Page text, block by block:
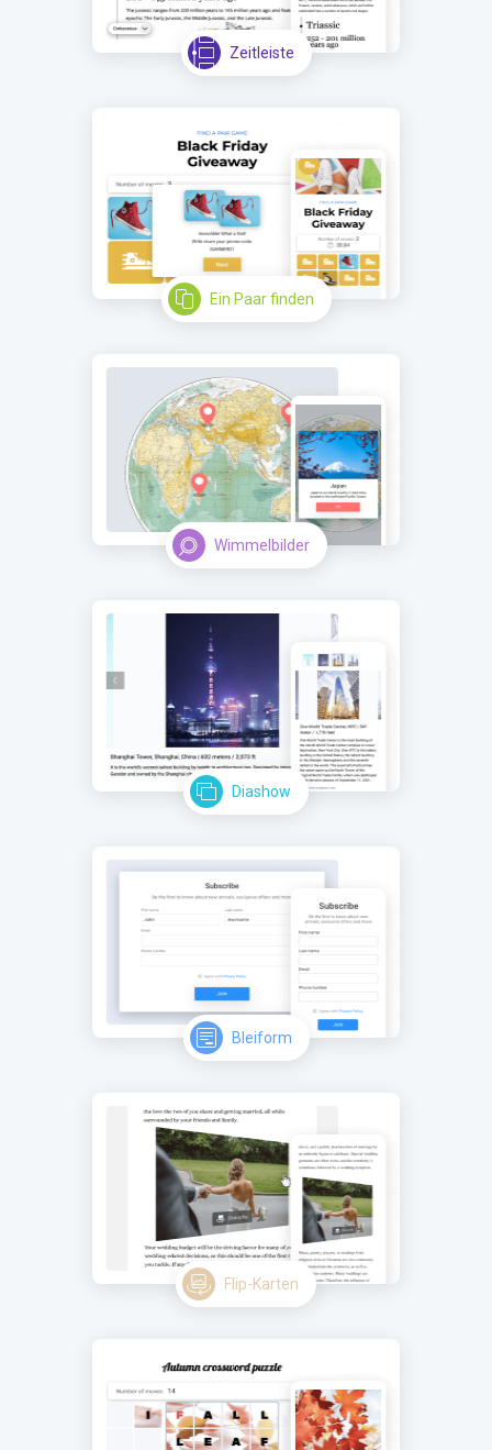
Zeitleiste
Ein Paar finden
Wimmelbilder
Diashow
Bleiform
Flip-Karten